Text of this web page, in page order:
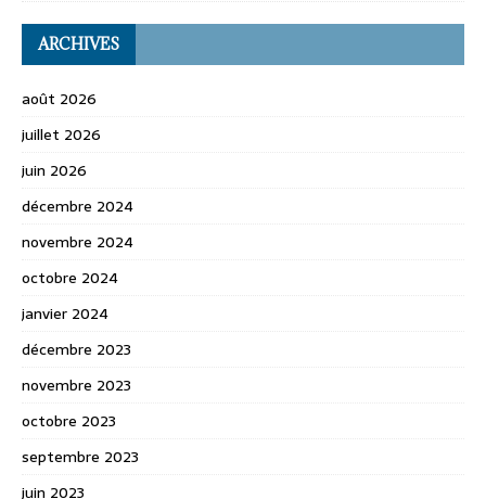
ARCHIVES
août 2026
juillet 2026
juin 2026
décembre 2024
novembre 2024
octobre 2024
janvier 2024
décembre 2023
novembre 2023
octobre 2023
septembre 2023
juin 2023